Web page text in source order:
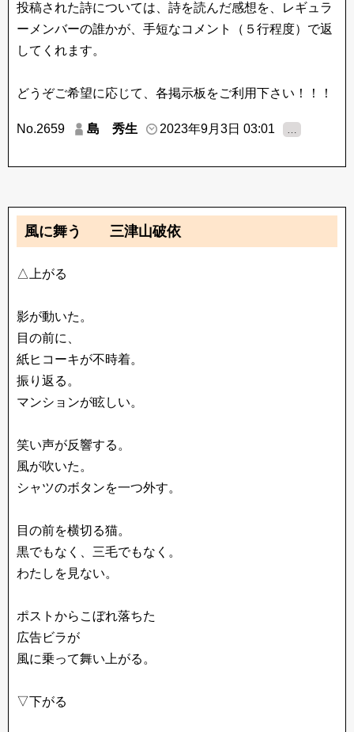
投稿された詩については、詩を読んだ感想を、レギュラ
ーメンバーの誰かが、手短なコメント（５行程度）で返
してくれます。
どうぞご希望に応じて、各掲示板をご利用下さい！！！
No.2659 島 秀生 2023年9月3日 03:01
風に舞う 三津山破依
△上がる
影が動いた。
目の前に、
紙ヒコーキが不時着。
振り返る。
マンションが眩しい。
笑い声が反響する。
風が吹いた。
シャツのボタンを一つ外す。
目の前を横切る猫。
黒でもなく、三毛でもなく。
わたしを見ない。
ポストからこぼれ落ちた
広告ビラが
風に乗って舞い上がる。
▽下がる